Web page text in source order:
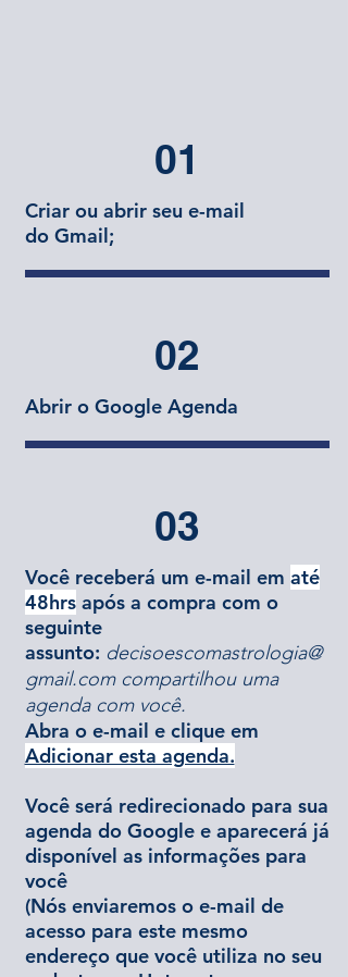
01
Criar ou abrir seu e-mail
do Gmail;
02
Abrir o Google Agenda
03
Você receberá um e-mail em até
48hrsapós a compra com o
seguinte
assunto: decisoescomastrologia@
gmail.com compartilhou uma
agenda com você​.
Abra o e-mail e clique em
Adicionar esta agenda.
Você será redirecionado para sua
agenda do Google e aparecerá já
disponível as informações para
você
(Nós enviaremos o e-mail de
acesso para este mesmo
endereço que você utiliza no seu